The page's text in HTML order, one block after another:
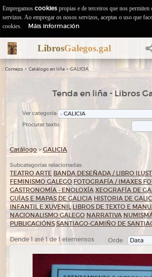
LibrosGalegos.gal
:: Comezo > Catálogo en liña > GALICIA
Tenda en liña - Libros
Ver categoría:
Procurar texto:
Catálogo >GALICIA
Subcategorías relacionadas:
TEATRO ARTE BANDA DESEÑADA / LIBRO
FEMINISMO GALEGO FOTOGRAFÍA / IMAXES
GASTRONOMÍA - ENOLOXÍA XEOGRAFÍA DE
GUÍAS E MAPAS DE GALICIA HISTORIA DE
INFANTIL E XUVENIL LIBROS DE TEXTO E
NACIONALISMO GALEGO NARRATIVA
PUBLICACIÓNS SANTIAGO-CAMIÑO DE
Dende 1 até 1 de 1 elementos Orde
Empregamos cookies propias e de terceiros que nos permiten
servizos. Ao empregar os nosos servizos, aceptas o uso que
cookies.
Máis información